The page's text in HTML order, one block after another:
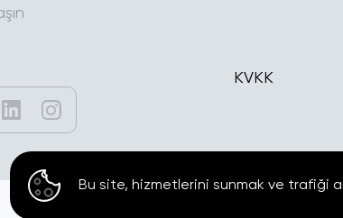
KVKK
Bu site, hizmetlerini sunmak ve trafiği